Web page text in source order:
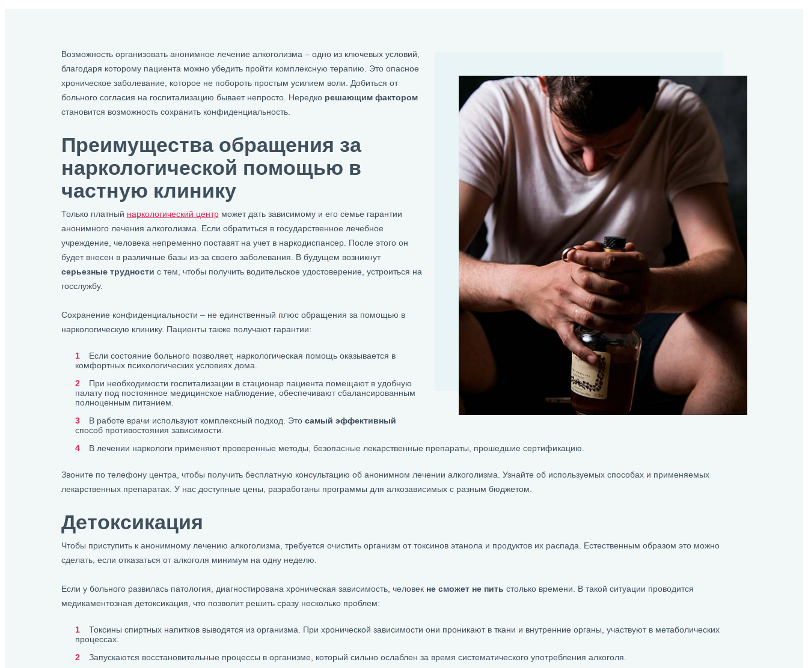
Возможность организовать анонимное лечение алкоголизма – одно из ключевых условий,
благодаря которому пациента можно убедить пройти комплексную терапию. Это опасное
хроническое заболевание, которое не побороть простым усилием воли. Добиться от
больного согласия на госпитализацию бывает непросто. Нередко решающим фактором
становится возможность сохранить конфиденциальность.
Преимущества обращения за
наркологической помощью в
частную клинику
Только платный наркологический центрможет дать зависимому и его семье гарантии
анонимного лечения алкоголизма. Если обратиться в государственное лечебное
учреждение, человека непременно поставят на учет в наркодиспансер. После этого он
будет внесен в различные базы из-за своего заболевания. В будущем возникнут
серьезные трудности с тем, чтобы получить водительское удостоверение, устроиться на
госслужбу.
Сохранение конфиденциальности – не единственный плюс обращения за помощью в
наркологическую клинику. Пациенты также получают гарантии:
Если состояние больного позволяет, наркологическая помощь оказывается в
комфортных психологических условиях дома.
При необходимости госпитализации в стационар пациента помещают в удобную
палату под постоянное медицинское наблюдение, обеспечивают сбалансированным
полноценным питанием.
В работе врачи используют комплексный подход. Это самый эффективный
способ противостояния зависимости.
В лечении наркологи применяют проверенные методы, безопасные лекарственные препараты, прошедшие сертификацию.
Звоните по телефону центра, чтобы получить бесплатную консультацию об анонимном лечении алкоголизма. Узнайте об используемых способах и применяемых
лекарственных препаратах. У нас доступные цены, разработаны программы для алкозависимых с разным бюджетом.
Детоксикация
Чтобы приступить к анонимному лечению алкоголизма, требуется очистить организм от токсинов этанола и продуктов их распада. Естественным образом это можно
сделать, если отказаться от алкоголя минимум на одну неделю.
Если у больного развилась патология, диагностирована хроническая зависимость, человек не сможет не пить столько времени. В такой ситуации проводится
медикаментозная детоксикация, что позволит решить сразу несколько проблем:
Токсины спиртных напитков выводятся из организма. При хронической зависимости они проникают в ткани и внутренние органы, участвуют в метаболических
процессах.
Запускаются восстановительные процессы в организме, который сильно ослаблен за время систематического употребления алкоголя.